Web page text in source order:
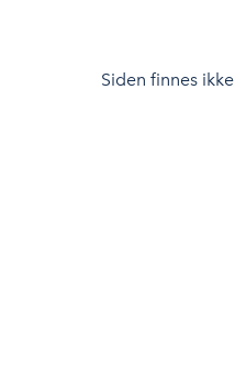
Siden finnes ikke